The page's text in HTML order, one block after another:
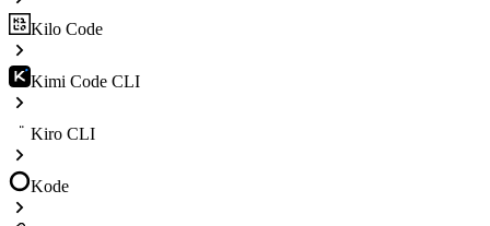
Kilo Code
Kimi Code CLI
Kiro CLI
Kode